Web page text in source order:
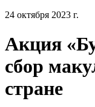
24 октября 2023 г.
Акция
сбор
стране